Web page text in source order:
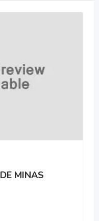
MINAS